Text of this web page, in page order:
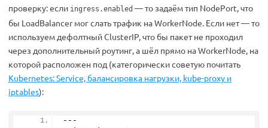
проверку: если ingress.enabled — то задаём тип NodePort, что
бы LoadBalancer мог слать трафик на WorkerNode. Если нет — то
используем дефолтный ClusterIP, что бы пакет не проходил
через дополнительный роутинг, а шёл прямо на WorkerNode, на
которой расположен под (категорически советую почитать
Kubernetes: Service, балансировка нагрузки, kube-proxy и
iptables):
---